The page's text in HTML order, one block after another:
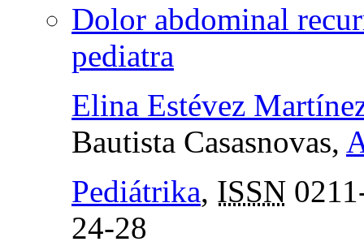
Dolor abdominal
pediatra
Elina Estévez
Bautista Casasnovas,
Pediátrika, ISSN
24-28